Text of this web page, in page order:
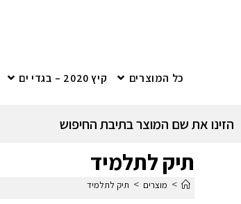
כל המוצרים קיץ 2020 – בגדי ים
הזינו את שם המוצר בתיבת החיפוש
תיק לתלמיד
> מוצרים > תיק לתלמיד